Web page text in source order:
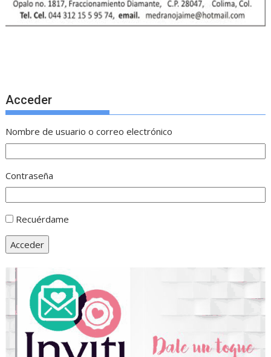
Acceder
Nombre de usuario o correo electrónico
Contraseña
Recuérdame
Acceder